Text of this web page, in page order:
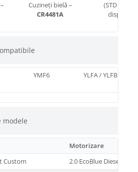
Cuzineți bielă –
CR4481A
(STD /
YMF6 YLFA / YLFB / YLFS
Motorizare
Custom
2.0 EcoBlue Diesel